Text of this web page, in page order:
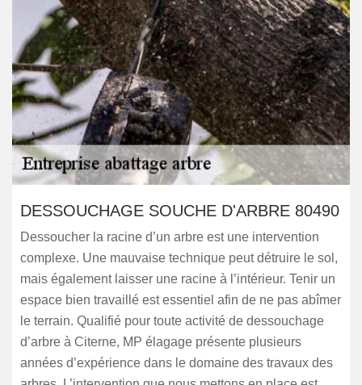
DESSOUCHAGE SOUCHE D'ARBRE 80490
Dessoucher la racine d’un arbre est une intervention
complexe. Une mauvaise technique peut détruire le sol,
mais également laisser une racine à l’intérieur. Tenir un
espace bien travaillé est essentiel afin de ne pas abîmer
le terrain. Qualifié pour toute activité de dessouchage
d’arbre à Citerne, MP élagage présente plusieurs
années d’expérience dans le domaine des travaux des